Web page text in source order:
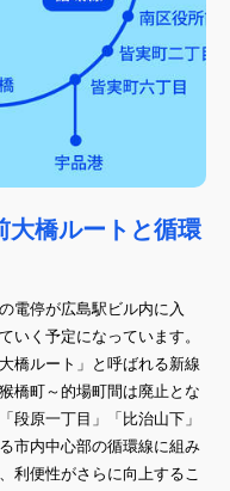
大橋ルートと循環
電停が広島駅ビル内に入
いく予定になっています。
橋ルート」と呼ばれる新線
橋町～的場町間は廃止とな
段原一丁目」「比治山下」
市内中心部の循環線に組み
利便性がさらに向上するこ